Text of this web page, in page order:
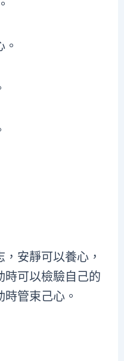
安靜可以養心，
時可以檢驗自己的
管束己心。